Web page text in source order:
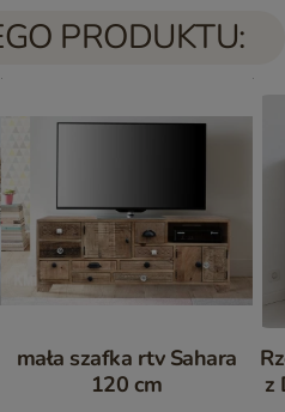
PRODUKTU:
mała szafka rtv Sahara
120 cm
z